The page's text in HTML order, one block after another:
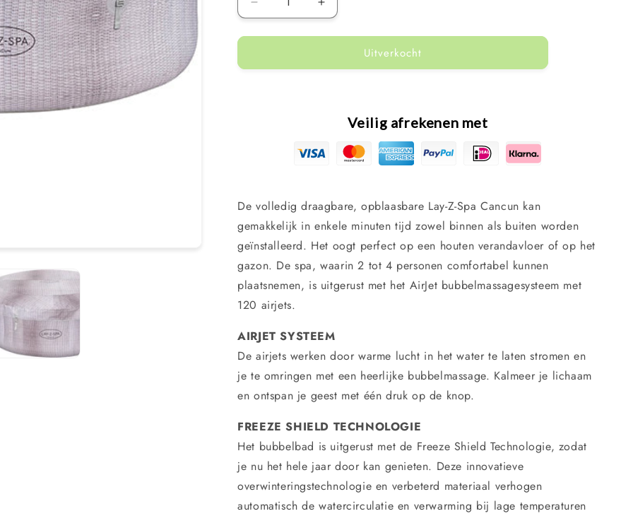
Aantal
verlagen
voor
Lay-
4
personen
-
120
jets
Freezeshield
Aantal
verhogen
voor
Bestway
Lay-
Cancun
Airjet
-
4
personen
-
120
jets
Freezeshield
Uitverkocht
Veilig afrekenen met
De volledig draagbare, opblaasbare Lay-Z-Spa Cancun kan
gemakkelijk in enkele minuten tijd zowel binnen als buiten worden
geïnstalleerd. Het oogt perfect op een houten verandavloer of op het
gazon. De spa, waarin 2 tot 4 personen comfortabel kunnen
plaatsnemen, is uitgerust met het AirJet bubbelmassagesysteem met
120 airjets.
AIRJET SYSTEEM
De airjets werken door warme lucht in het water te laten stromen en
je te omringen met een heerlijke bubbelmassage. Kalmeer je lichaam
en ontspan je geest met één druk op de knop.
FREEZE SHIELD TECHNOLOGIE
Het bubbelbad is uitgerust met de Freeze Shield Technologie, zodat
je nu het hele jaar door kan genieten. Deze innovatieve
overwinteringstechnologie en verbeterd materiaal verhogen
automatisch de watercirculatie en verwarming bij lage temperaturen